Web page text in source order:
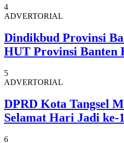
4
ADVERTORIAL
Dindikbud Provinsi
HUT Provinsi Banten
5
ADVERTORIAL
DPRD Kota Tangsel
Selamat Hari Jadi ke-
6